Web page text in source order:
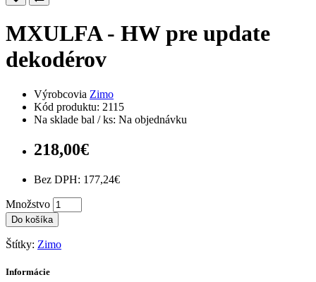
MXULFA - HW pre update
dekodérov
Výrobcovia Zimo
Kód produktu: 2115
Na sklade bal / ks: Na objednávku
218,00€
Bez DPH: 177,24€
Množstvo
Do košíka
Štítky: Zimo
Informácie